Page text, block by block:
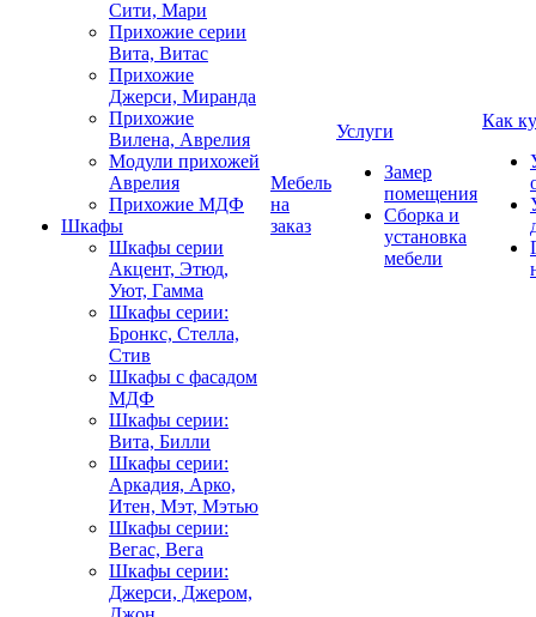
Сити, Мари
Прихожие серии
Вита, Витас
Прихожие
Джерси, Миранда
Прихожие
Вилена, Аврелия
Модули прихожей
Аврелия
Прихожие МДФ
Шкафы
Шкафы серии
Акцент, Этюд,
Уют, Гамма
Шкафы серии:
Бронкс, Стелла,
Стив
Шкафы с фасадом
МДФ
Шкафы серии:
Вита, Билли
Шкафы серии:
Аркадия, Арко,
Итен, Мэт, Мэтью
Шкафы серии:
Вегас, Вега
Шкафы серии:
Джерси, Джером,
Мебель
на
заказ
Услуги
Замер
помещения
Сборка и
установка
мебели
Как